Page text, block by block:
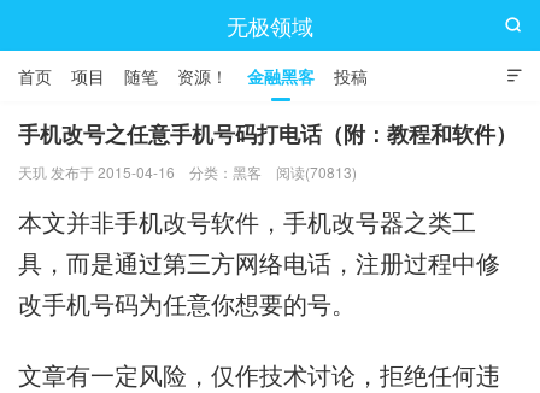
无极领域

首页 项目 随笔 资源！ 金融黑客 投稿

手机改号之任意手机号码打电话（附：教程和软件）
天玑 发布于 2015-04-16 分类： 黑客 阅读(70813)
本文并非手机改号软件，手机改号器之类工
具，而是通过第三方网络电话，注册过程中修
改手机号码为任意你想要的号。
文章有一定风险，仅作技术讨论，拒绝任何违